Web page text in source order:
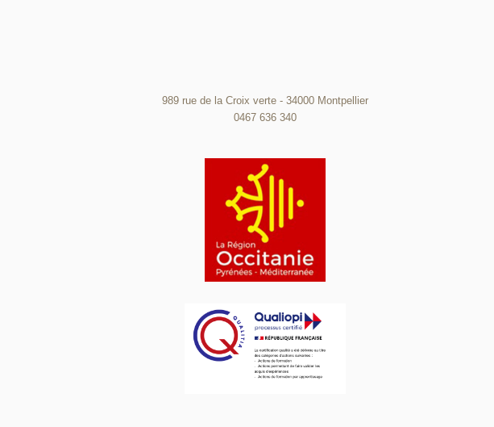
989 rue de la Croix verte - 34000 Montpellier
0467 636 340